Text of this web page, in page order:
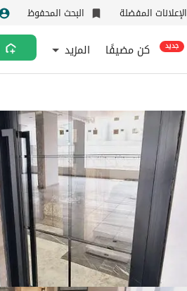
الإعلانات المفضلة البحث المحفوظ
جديد كن مضيفًا المزيد